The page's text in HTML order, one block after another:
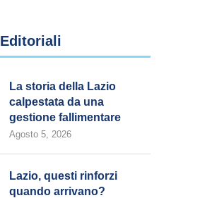
Editoriali
La storia della Lazio
calpestata da una
gestione fallimentare
Agosto 5, 2026
Lazio, questi rinforzi
quando arrivano?